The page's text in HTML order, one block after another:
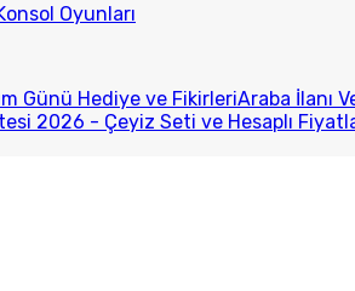
Oyunları
Günü Hediye ve FikirleriAraba İlanı
2026 - Çeyiz Seti ve Hesaplı